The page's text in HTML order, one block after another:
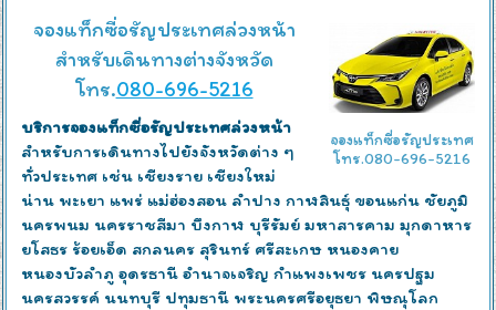
จองแท็กซี่อรัญประเทศ
โทร.080-696-5216
จองแท็กซี่อรัญประเทศล่วงหน้า
สำหรับเดินทางต่างจังหวัด
โทร.080-696-5216
บริการจองแท็กซี่อรัญประเทศล่วงหน้า
สำหรับการเดินทางไปยังจังหวัดต่าง ๆ
ทั่วประเทศ เช่น เชียงราย เชียงใหม่
น่าน พะเยา แพร่ แม่ฮ่องสอน ลำปาง กาฬสินธุ์ ขอนแก่น ชัยภูมิ
นครพนม นครราชสีมา บึงกาฬ บุรีรัมย์ มหาสารคาม มุกดาหาร
ยโสธร ร้อยเอ็ด สกลนคร สุรินทร์ ศรีสะเกษ หนองคาย
หนองบัวลำภู อุดรธานี อำนาจเจริญ กำแพงเพชร นครปฐม
นครสวรรค์ นนทบุรี ปทุมธานี พระนครศรีอยุธยา พิษณุโลก